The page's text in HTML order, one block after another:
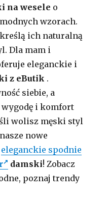
na wesele o
wzorach.
ich naturalną
Dla mam i
eleganckie i
z eButik .
siebie, a
wygodę i komfort
wolisz męski styl
nowe
eleganckie spodnie
damski! Zobacz
poznaj trendy